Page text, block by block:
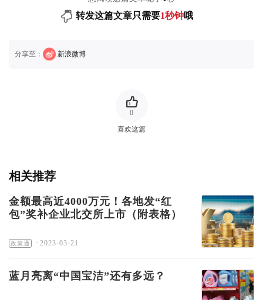
转发这篇文章只需要1秒钟哦
分享至： 新浪微博
喜欢这篇
0
相关推荐
金额最高近4000万元！各地发“红
包”奖补企业北交所上市（附表格）
政策通 · 2023-03-21
蓝月亮离“中国宝洁”还有多远？